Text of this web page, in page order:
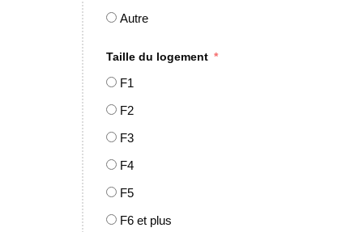
Autre
Taille du logement
F1
F2
F3
F4
F5
F6 et plus